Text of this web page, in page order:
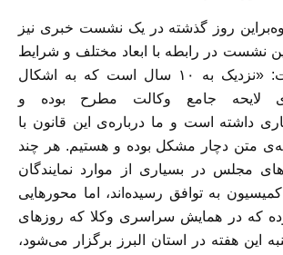
روز گذشته در یک نشست خبری نیز
نشست در رابطه با ابعاد مختلف و شرایط
این لایحه نیز گفت: «نزدیک به ١٠ سال است که به اشکال
لایحه جامع وکالت مطرح بوده و
داشته است و ما درباره‌ی این قانون با
متن دچار مشکل بوده و هستیم. هر چند
مجلس در بسیاری از موارد نمایندگان
کمیسیون به توافق رسیده‌اند، اما محورهایی
که در همایش سراسری وکلا که روزهای
این هفته در استان البرز برگزار می‌شود،